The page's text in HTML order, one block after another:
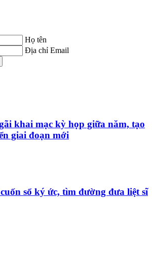
Họ tên
Địa chỉ Email
khai mạc kỳ họp giữa năm, tạo
giai đoạn mới
sổ ký ức, tìm đường đưa liệt sĩ